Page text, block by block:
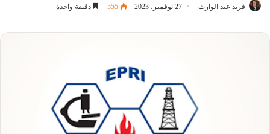
فريد عبد الوارث 27 نوفمبر، 2023 555 دقيقة واحدة